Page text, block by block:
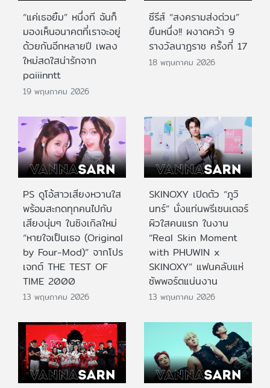
“แค่เธอยิ้ม” หนึ่งที ฉันก็
มองเห็นอนาคตที่เราจะอยู่
ด้วยกันอีกหลายปี เพลง
ใหม่สดใสน่ารักจาก
paiiinntt
19 พฤษภาคม 2026
ซีรีส์ “สงครามส่งด่วน”
ยืนหนึ่ง!! ผงาดคว้า 9
รางวัลนาฏราช ครั้งที่ 17
18 พฤษภาคม 2026
PS ดูโอ้สาวเสียงหวานใส
พร้อมสะกดทุกคนไปกับ
เสียงนุ่มๆ ในซิงเกิลใหม่
“หายใจเป็นเธอ (Original
by Four-Mod)” จากโปร
เจกต์ THE TEST OF
TIME 2000
13 พฤษภาคม 2026
SKINOXY เปิดตัว “ภูวิ
นทร์” นั่งแท่นพรีเซนเตอร์
ผิวใสคนแรก ในงาน
“Real Skin Moment
with PHUWIN x
SKINOXY” แฟนคลับแห่
ซัพพอร์ตแน่นงาน
13 พฤษภาคม 2026